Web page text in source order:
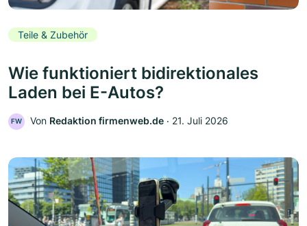
Teile & Zubehör
Wie funktioniert bidirektionales
Laden bei E-Autos?
FW Von Redaktion firmenweb.de ‧ 21. Juli 2026